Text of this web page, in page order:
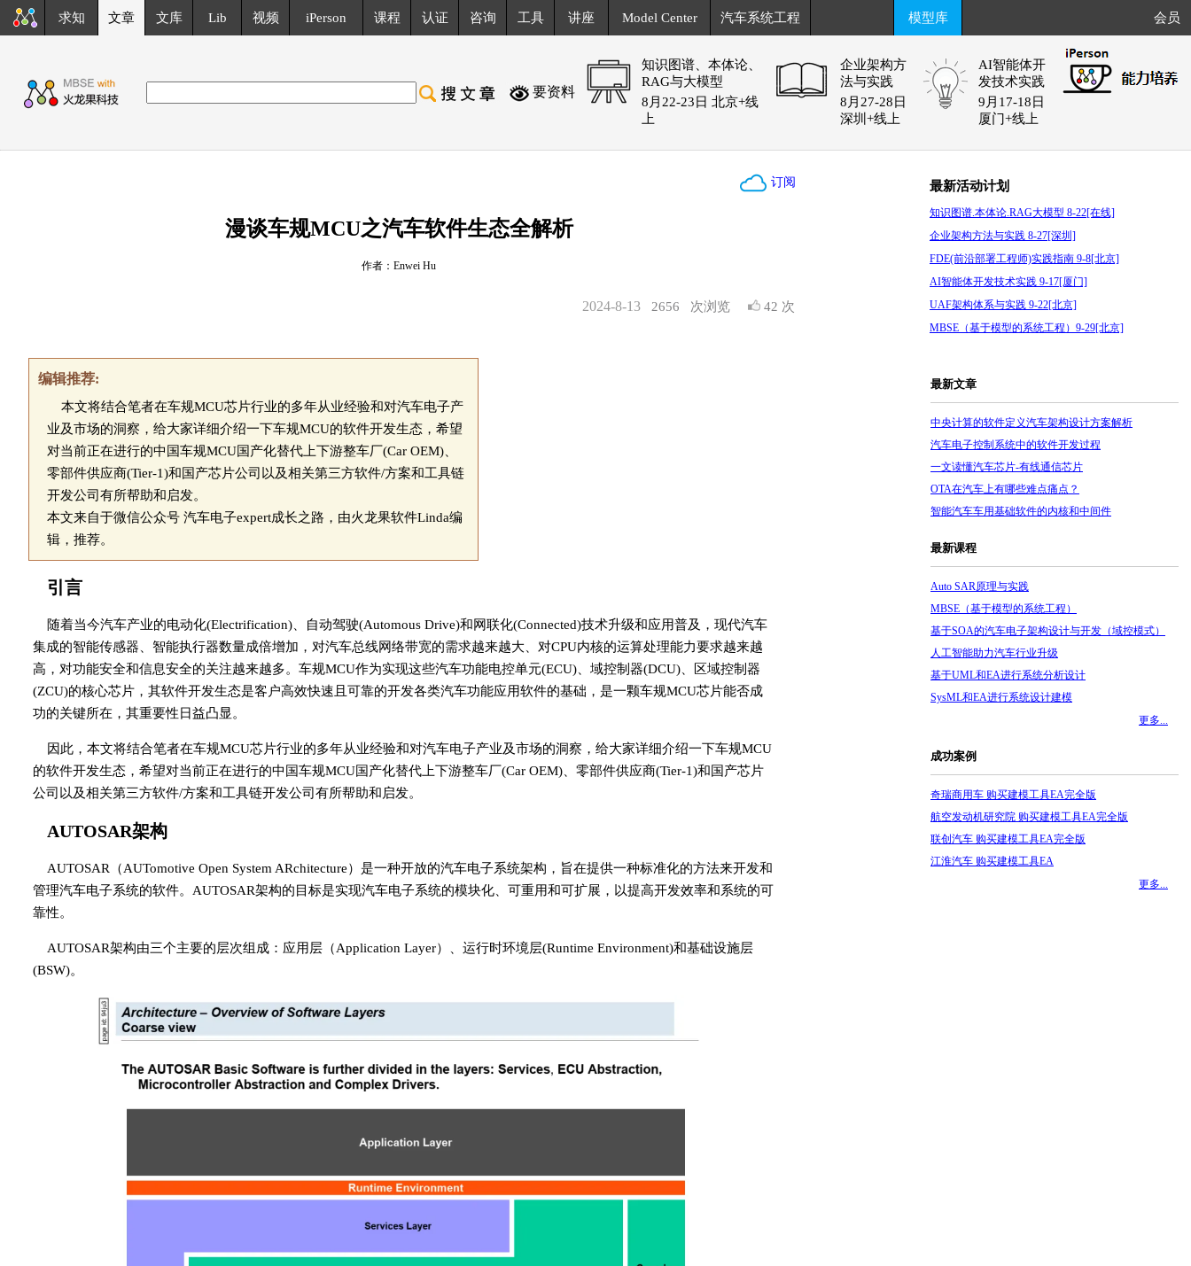
求知 文章 文库 Lib 视频 iPerson 课程 认证 咨询 工具 讲座 Model Center 汽车系统工程 模型库 会员
要资料
知识图谱、本体论、
RAG与大模型
8月22-23日 北京+线
上
企业架构方
法与实践
8月27-28日
深圳+线上
AI智能体开
发技术实践
9月17-18日
厦门+线上
订阅
漫谈车规MCU之汽车软件生态全解析
作者：Enwei Hu
2656 次浏览 42 次
2024-8-13
编辑推荐:
本文将结合笔者在车规MCU芯片行业的多年从业经验和对汽车电子产
业及市场的洞察，给大家详细介绍一下车规MCU的软件开发生态，希望
对当前正在进行的中国车规MCU国产化替代上下游整车厂(Car OEM)、
零部件供应商(Tier-1)和国产芯片公司以及相关第三方软件/方案和工具链
开发公司有所帮助和启发。
本文来自于微信公众号 汽车电子expert成长之路，由火龙果软件Linda编
辑，推荐。
引言
随着当今汽车产业的电动化(Electrification)、自动驾驶(Automous Drive)和网联化(Connected)技术升级和应用普及，现代汽车
集成的智能传感器、智能执行器数量成倍增加，对汽车总线网络带宽的需求越来越大、对CPU内核的运算处理能力要求越来越
高，对功能安全和信息安全的关注越来越多。车规MCU作为实现这些汽车功能电控单元(ECU)、域控制器(DCU)、区域控制器
(ZCU)的核心芯片，其软件开发生态是客户高效快速且可靠的开发各类汽车功能应用软件的基础，是一颗车规MCU芯片能否成
功的关键所在，其重要性日益凸显。
因此，本文将结合笔者在车规MCU芯片行业的多年从业经验和对汽车电子产业及市场的洞察，给大家详细介绍一下车规MCU
的软件开发生态，希望对当前正在进行的中国车规MCU国产化替代上下游整车厂(Car OEM)、零部件供应商(Tier-1)和国产芯片
公司以及相关第三方软件/方案和工具链开发公司有所帮助和启发。
AUTOSAR架构
AUTOSAR（AUTomotive Open System ARchitecture）是一种开放的汽车电子系统架构，旨在提供一种标准化的方法来开发和
管理汽车电子系统的软件。AUTOSAR架构的目标是实现汽车电子系统的模块化、可重用和可扩展，以提高开发效率和系统的可
靠性。
AUTOSAR架构由三个主要的层次组成：应用层（Application Layer）、运行时环境层(Runtime Environment)和基础设施层
(BSW)。
最新活动计划
知识图谱.本体论.RAG大模型 8-22[在线]
企业架构方法与实践 8-27[深圳]
FDE(前沿部署工程师)实践指南 9-8[北京]
AI智能体开发技术实践 9-17[厦门]
UAF架构体系与实践 9-22[北京]
MBSE（基于模型的系统工程）9-29[北京]
最新文章
中央计算的软件定义汽车架构设计方案解析
汽车电子控制系统中的软件开发过程
一文读懂汽车芯片-有线通信芯片
OTA在汽车上有哪些难点痛点？
智能汽车车用基础软件的内核和中间件
最新课程
Auto SAR原理与实践
MBSE（基于模型的系统工程）
基于SOA的汽车电子架构设计与开发（域控模式）
人工智能助力汽车行业升级
基于UML和EA进行系统分析设计
SysML和EA进行系统设计建模
更多...
成功案例
奇瑞商用车 购买建模工具EA完全版
航空发动机研究院 购买建模工具EA完全版
联创汽车 购买建模工具EA完全版
江淮汽车 购买建模工具EA
更多...